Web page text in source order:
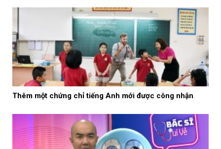
Thêm một chứng chỉ tiếng Anh mới được công nhận